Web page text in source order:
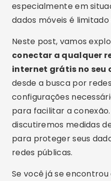
especialmente em
dados móveis é
Neste post, vamos
conectar a qualquer
internet grátis no seu
desde a busca por
configurações
para facilitar a
discutiremos medidas
para proteger seus
redes públicas.
Se você já se